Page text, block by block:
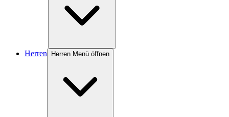
Herren Herren Menü öffnen